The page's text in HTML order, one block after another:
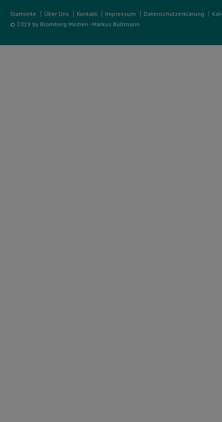
Startseite Über Uns Kontakt Impressum Datenschutzerklärung
© 2019 by Blomberg Medien - Markus Bültmann